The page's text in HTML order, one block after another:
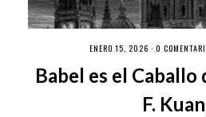
ENERO 15, 2026 · 0
Babel es el Caballo
F.